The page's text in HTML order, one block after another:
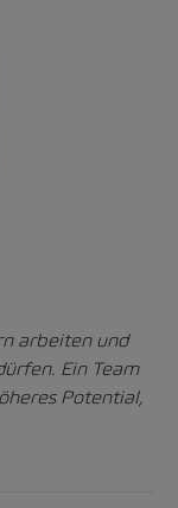
arbeiten und
Ein Team
Potential,